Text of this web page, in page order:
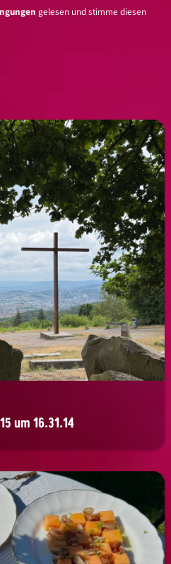
gelesen und stimme diesen
um 16.31.14